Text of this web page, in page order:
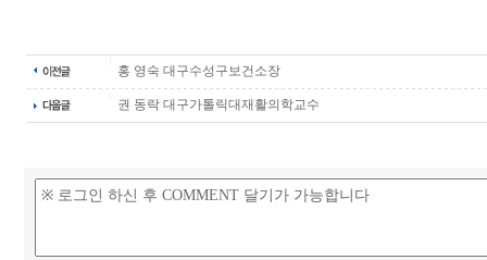
홍 영숙 대구수성구보건소장
권 동락 대구가톨릭대재활의학교수